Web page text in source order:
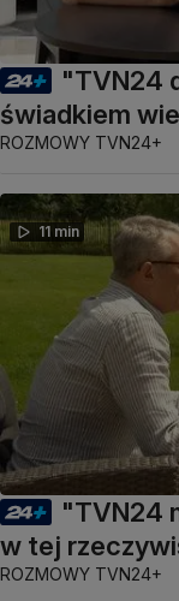
"TVN24
świadkiem
ROZMOWY TVN24+
11 min
"TVN24
w tej
ROZMOWY TVN24+